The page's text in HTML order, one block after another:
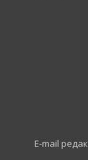
E-mail